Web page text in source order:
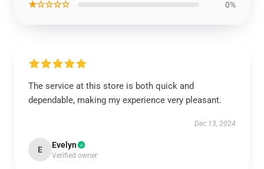
★☆☆☆☆ 0%
The service at this store is both quick and
dependable, making my experience very pleasant.
Dec 13, 2024
E Evelyn
Verified owner